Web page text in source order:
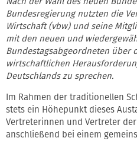
Bundesregierung nutzten die
Wirtschaft (vbw) und seine
mit den neuen und
Bundestagsabgeordneten über
wirtschaftlichen
Deutschlands zu sprechen.
Im Rahmen der traditionellen
stets ein Höhepunkt dieses
Vertreterinnen und Vertreter
anschließend bei einem